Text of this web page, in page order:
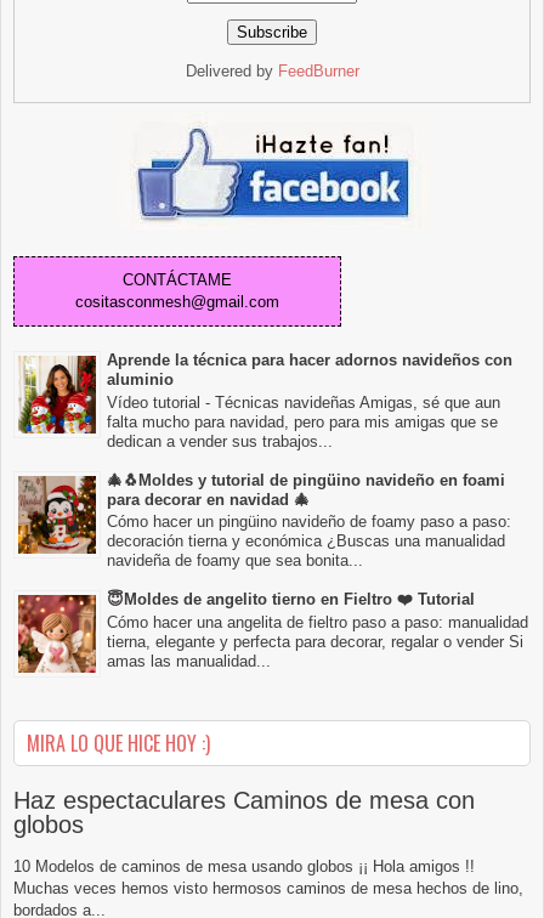
Delivered by FeedBurner
CONTÁCTAME
cositasconmesh@gmail.com
Aprende la técnica para hacer adornos navideños con
aluminio
Vídeo tutorial - Técnicas navideñas Amigas, sé que aun
falta mucho para navidad, pero para mis amigas que se
dedican a vender sus trabajos...
🎄🐧Moldes y tutorial de pingüino navideño en foami
para decorar en navidad 🎄
Cómo hacer un pingüino navideño de foamy paso a paso:
decoración tierna y económica ¿Buscas una manualidad
navideña de foamy que sea bonita...
😇Moldes de angelito tierno en Fieltro ❤️ Tutorial
Cómo hacer una angelita de fieltro paso a paso: manualidad
tierna, elegante y perfecta para decorar, regalar o vender Si
amas las manualidad...
MIRA LO QUE HICE HOY :)
Haz espectaculares Caminos de mesa con
globos
10 Modelos de caminos de mesa usando globos ¡¡ Hola amigos !!
Muchas veces hemos visto hermosos caminos de mesa hechos de lino,
bordados a...